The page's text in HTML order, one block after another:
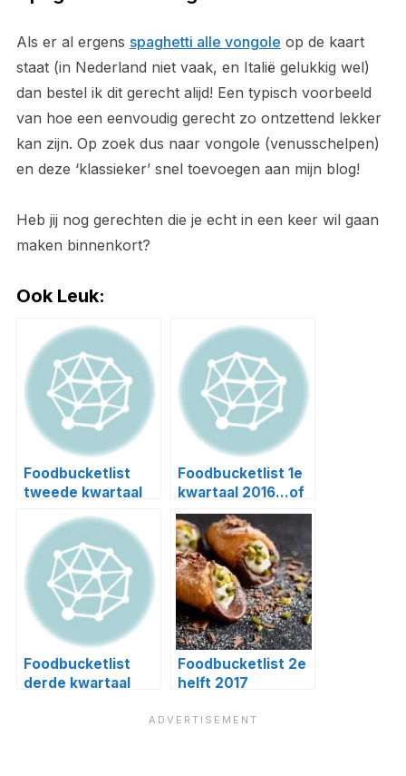
Als er al ergens spaghetti alle vongole op de kaart
staat (in Nederland niet vaak, en Italië gelukkig wel)
dan bestel ik dit gerecht alijd! Een typisch voorbeeld
van hoe een eenvoudig gerecht zo ontzettend lekker
kan zijn. Op zoek dus naar vongole (venusschelpen)
en deze ‘klassieker’ snel toevoegen aan mijn blog!
Heb jij nog gerechten die je echt in een keer wil gaan
maken binnenkort?
Ook Leuk:
Foodbucketlist
tweede kwartaal
Foodbucketlist 1e
kwartaal 2016…of
toch maar niet?
Foodbucketlist
derde kwartaal
Foodbucketlist 2e
helft 2017